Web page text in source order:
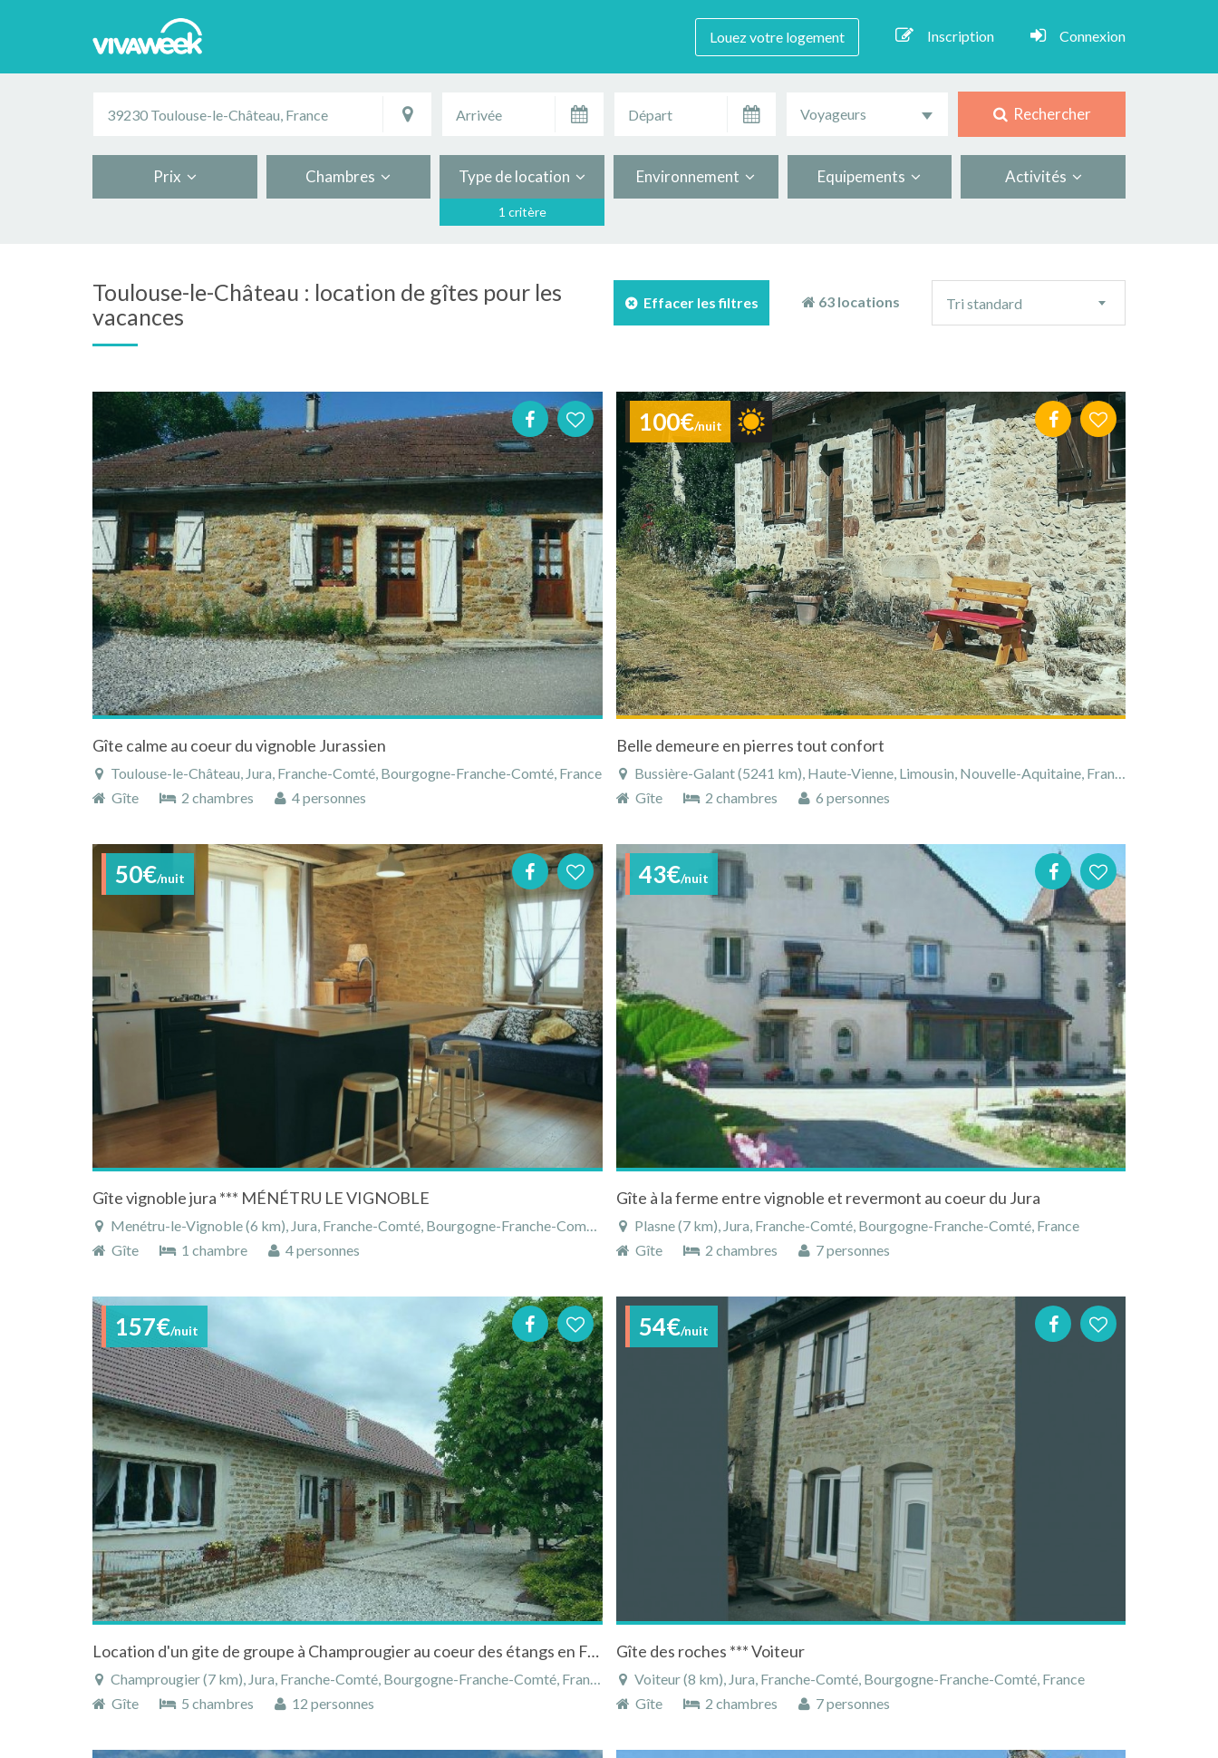
Louez votre logement Inscription Connexion
Voyageurs Rechercher
Prix Chambres Type de location
1 critère
Environnement Equipements Activités
Toulouse-le-Château : location de gîtes pour les
vacances
Effacer les filtres 63 locations
tri
Tri standard
Gîte calme au coeur du vignoble Jurassien
Toulouse-le-Château, Jura, Franche-Comté, Bourgogne-Franche-Comté, France
Gîte
2 chambres 4 personnes
100€/nuit
Belle demeure en pierres tout confort
Bussière-Galant (5241 km), Haute-Vienne, Limousin, Nouvelle-Aquitaine, France
Gîte
2 chambres 6 personnes
50€/nuit
Gîte vignoble jura *** MÉNÉTRU LE VIGNOBLE
Menétru-le-Vignoble (6 km), Jura, Franche-Comté, Bourgogne-Franche-Comté, France
Gîte
1 chambre 4 personnes
43€/nuit
Gîte à la ferme entre vignoble et revermont au coeur du Jura
Plasne (7 km), Jura, Franche-Comté, Bourgogne-Franche-Comté, France
Gîte
2 chambres 7 personnes
157€/nuit
Location d'un gite de groupe à Champrougier au coeur des étangs en Franche-Comté
Champrougier (7 km), Jura, Franche-Comté, Bourgogne-Franche-Comté, France
Gîte
5 chambres 12 personnes
54€/nuit
Gîte des roches *** Voiteur
Voiteur (8 km), Jura, Franche-Comté, Bourgogne-Franche-Comté, France
Gîte
2 chambres 7 personnes